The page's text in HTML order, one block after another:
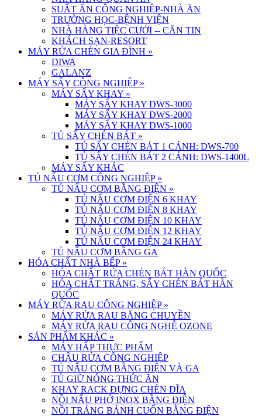
SUẤT ĂN CÔNG NGHIỆP-NHÀ ĂN
TRƯỜNG HỌC-BỆNH VIỆN
NHÀ HÀNG TIỆC CƯỚI -- CĂN TIN
KHÁCH SẠN-RESORT
MÁY RỬA CHÉN GIA ĐÌNH »
DIWA
GALANZ
MÁY SẤY CÔNG NGHIỆP »
MÁY SẤY KHAY »
MÁY SẤY KHAY DWS-3000
MÁY SẤY KHAY DWS-2000
MÁY SẤY KHAY DWS-1000
TỦ SẤY CHÉN BÁT »
TỦ SẤY CHÉN BÁT 1 CÁNH: DWS-700
TỦ SẤY CHÉN BÁT 2 CÁNH: DWS-1400L
MÁY SẤY KHÁC
TỦ NẤU CƠM CÔNG NGHIỆP »
TỦ NẤU CƠM BẰNG ĐIỆN »
TỦ NẤU CƠM ĐIỆN 6 KHAY
TỦ NẤU CƠM ĐIỆN 8 KHAY
TỦ NẤU CƠM ĐIỆN 10 KHAY
TỦ NẤU CƠM ĐIỆN 12 KHAY
TỦ NẤU CƠM ĐIỆN 24 KHAY
TỦ NẤU CƠM BẰNG GA
HÓA CHẤT NHÀ BẾP »
HÓA CHẤT RỬA CHÉN BÁT HÀN QUỐC
HÓA CHẤT TRÁNG, SẤY CHÉN BÁT HÀN
QUỐC
MÁY RỬA RAU CÔNG NGHIỆP »
MÁY RỬA RAU BĂNG CHUYỀN
MÁY RỬA RAU CÔNG NGHỆ OZONE
SẢN PHẨM KHÁC »
MÁY HẤP THỰC PHẨM
CHẬU RỬA CÔNG NGHIỆP
TỦ NẤU CƠM BẰNG ĐIỆN VÀ GA
TỦ GIỮ NÓNG THỨC ĂN
KHAY RACK ĐỰNG CHÉN DĨA
NỒI NẤU PHỞ INOX BẰNG ĐIỆN
NỒI TRÁNG BÁNH CUỐN BẰNG ĐIỆN